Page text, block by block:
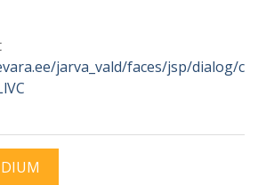
jarva_vald/faces/jsp/dialog/c